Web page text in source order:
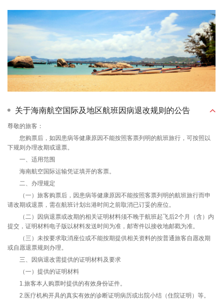
关于海南航空国际及地区航班因病退改规则的公告
尊敬的旅客：
您购票后，如因患病等健康原因不能按照客票列明的航班旅行，可按照以
下规则办理改期或退票。
一、适用范围
海南航空国际运输凭证填开的客票。
二、办理规定
（一）旅客购票后，因患病等健康原因不能按照客票列明的航班旅行而申
请改期或退票，需在航班计划出港时间之前取消已订妥的座位。
（二）因病退票或改期的相关证明材料须不晚于航班起飞后2个月（含）内
提交，证明材料电子版以材料发送时间为准，邮寄件以接收地邮戳为准。
（三）未按要求取消座位或不能按期提供相关资料的按普通旅客自愿改期
或自愿退票规则办理。
三、因病退改需提供的证明材料及要求
（一）提供的证明材料
1.旅客本人购票时提供的有效身份证件。
2.医疗机构开具的真实有效的诊断证明病历或出院小结（住院证明）等。